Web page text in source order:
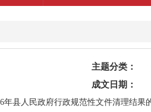
公共服务
便民提示
主题分类：
成文日期：
年县人民政府行政规范性文件清理结果